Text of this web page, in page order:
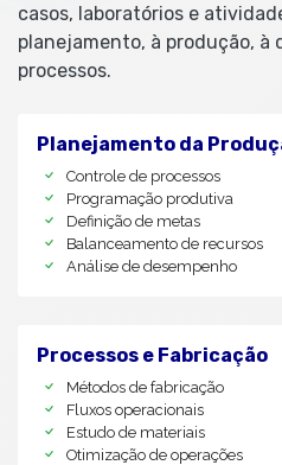
casos, laboratórios e
planejamento, à produção, à
processos.
Planejamento da
Controle de processos
Programação produtiva
Definição de metas
Balanceamento de recursos
Análise de desempenho
Processos e Fabricação
Métodos de fabricação
Fluxos operacionais
Estudo de materiais
Otimização de operações